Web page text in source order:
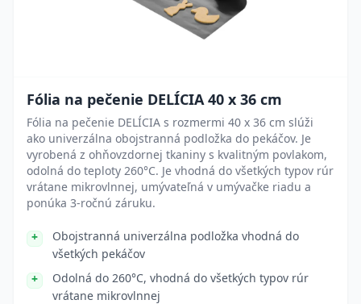
Fólia na pečenie DELÍCIA 40 x 36 cm
Fólia na pečenie DELÍCIA s rozmermi 40 x 36 cm slúži
ako univerzálna obojstranná podložka do pekáčov. Je
vyrobená z ohňovzdornej tkaniny s kvalitným povlakom,
odolná do teploty 260°C. Je vhodná do všetkých typov rúr
vrátane mikrovlnnej, umývateľná v umývačke riadu a
ponúka 3-ročnú záruku.
Obojstranná univerzálna podložka vhodná do
všetkých pekáčov
Odolná do 260°C, vhodná do všetkých typov rúr
vrátane mikrovlnnej